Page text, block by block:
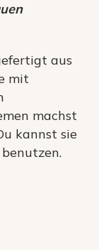
aus
mit
machst
kannst sie